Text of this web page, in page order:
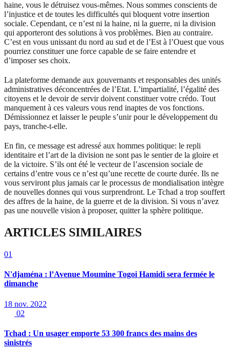
haine, vous le détruisez vous-mêmes. Nous sommes conscients de
l’injustice et de toutes les difficultés qui bloquent votre insertion
sociale. Cependant, ce n’est ni la haine, ni la guerre, ni la division
qui apporteront des solutions à vos problèmes. Bien au contraire.
C’est en vous unissant du nord au sud et de l’Est à l’Ouest que vous
pourriez constituer une force capable de se faire entendre et
d’imposer ses choix.
La plateforme demande aux gouvernants et responsables des unités
administratives déconcentrées de l’Etat. L’impartialité, l’égalité des
citoyens et le devoir de servir doivent constituer votre crédo. Tout
manquement à ces valeurs vous rend inaptes de vos fonctions.
Démissionnez et laisser le peuple s’unir pour le développement du
pays, tranche-t-elle.
En fin, ce message est adressé aux hommes politique: le repli
identitaire et l’art de la division ne sont pas le sentier de la gloire et
de la victoire. S’ils ont été le vecteur de l’ascension sociale de
certains d’entre vous ce n’est qu’une recette de courte durée. Ils ne
vous serviront plus jamais car le processus de mondialisation intègre
de nouvelles donnes qui vous surprendront. Le Tchad a trop souffert
des affres de la haine, de la guerre et de la division. Si vous n’avez
pas une nouvelle vision à proposer, quitter la sphère politique.
ARTICLES SIMILAIRES
01
N'djaména : l’Avenue Moumine Togoi Hamidi sera fermée le
dimanche
18 nov. 2022
02
Tchad : Un usager emporte 53 300 francs des mains des
sinistrés